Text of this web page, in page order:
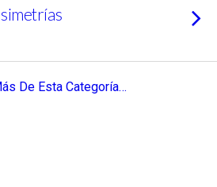
De Esta Categoría…